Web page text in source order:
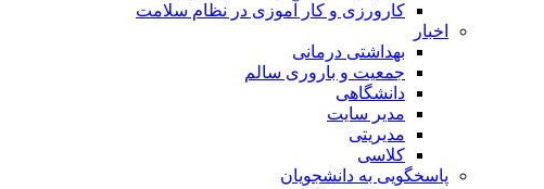
کارورزی و کار آموزی در نظام سلامت
اخبار
بهداشتی درمانی
جمعیت و باروری سالم
دانشگاهی
مدیر سایت
مدیریتی
کلاسی
پاسخگویی به دانشجویان